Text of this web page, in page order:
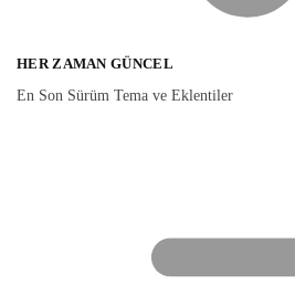
HER ZAMAN GÜNCEL
En Son Sürüm Tema ve Eklentiler